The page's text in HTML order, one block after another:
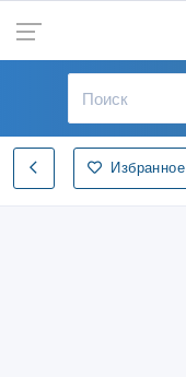
Избранное